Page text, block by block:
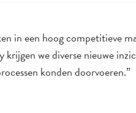
in een hoog competitieve
krijgen we diverse nieuwe
konden doorvoeren.”